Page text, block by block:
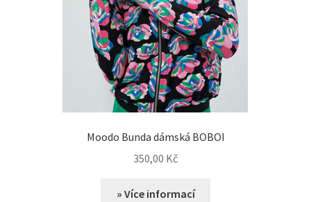
Moodo Bunda dámská BOBOI
350,00 Kč
» Více informací